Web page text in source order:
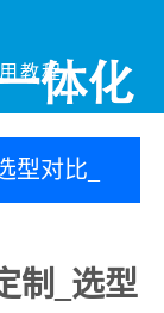
教程
对比_
制_选型